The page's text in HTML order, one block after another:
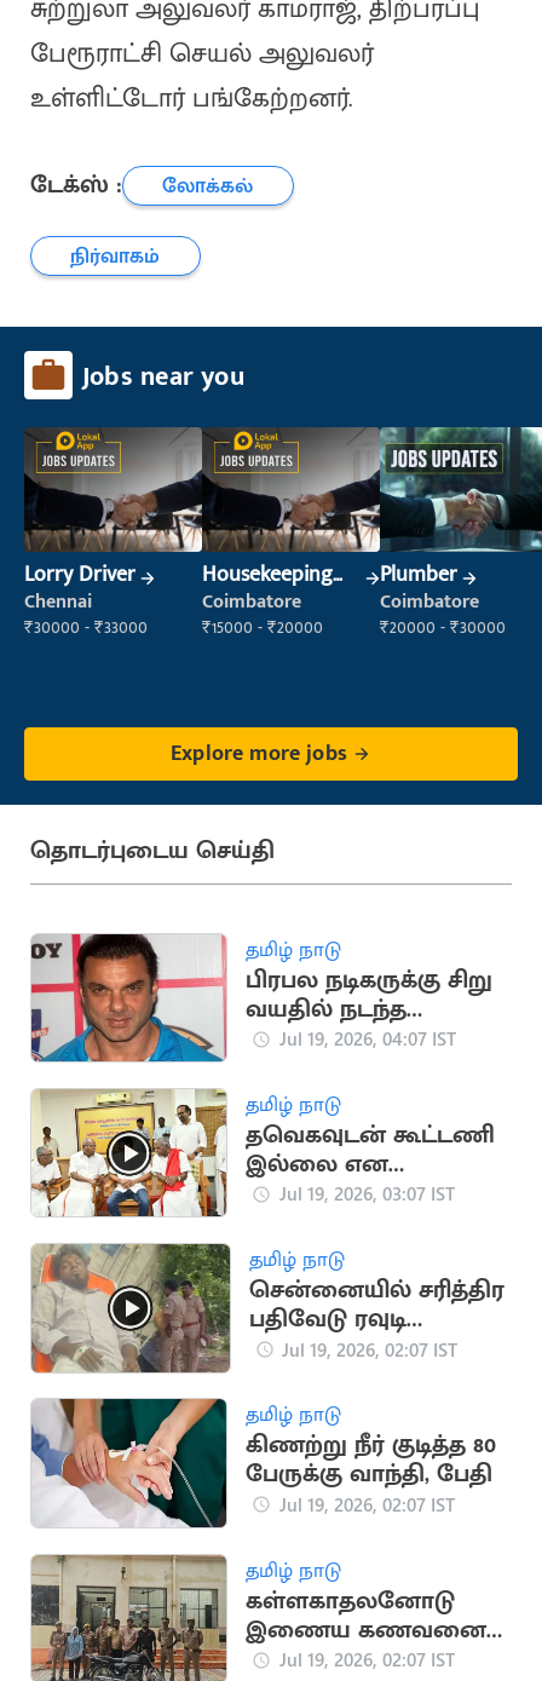
சுற்றுலா அலுவலர் காமராஜ், திற்பரப்பு
பேரூராட்சி செயல் அலுவலர்
உள்ளிட்டோர் பங்கேற்றனர்.
டேக்ஸ் :
லோக்கல்
நிர்வாகம்
Jobs near you
Lorry Driver
Chennai
₹30000 - ₹33000
Housekeeping
Staff
(Housekeeping)
Coimbatore
₹15000 - ₹20000
Plumber
Coimbatore
₹20000 - ₹30000
Explore more jobs
தொடர்புடைய செய்தி
தமிழ் நாடு
பிரபல நடிகருக்கு சிறு
வயதில் நடந்த
பாலியல் தொல்லை
Jul 19, 2026, 04:07 IST
தமிழ் நாடு
தவெகவுடன் கூட்டணி
இல்லை என
அறிவித்த CPM
Jul 19, 2026, 03:07 IST
தமிழ் நாடு
சென்னையில் சரித்திர
பதிவேடு ரவுடி
துப்பாக்கியால்
Jul 19, 2026, 02:07 IST
தமிழ் நாடு
கிணற்று நீர் குடித்த 80
பேருக்கு வாந்தி, பேதி
Jul 19, 2026, 02:07 IST
தமிழ் நாடு
கள்ளகாதலனோடு
இணைய கணவனை
பாம்பை வைத்து
Jul 19, 2026, 02:07 IST